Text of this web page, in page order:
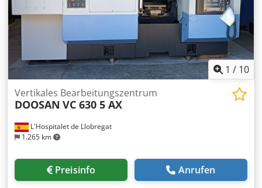
1 / 10
L'Hospitalet de Llobregat
1.265 km
Vertikales Bearbeitungszentrum
DOOSAN VC 630 5 AX
Preisinfo Anrufen